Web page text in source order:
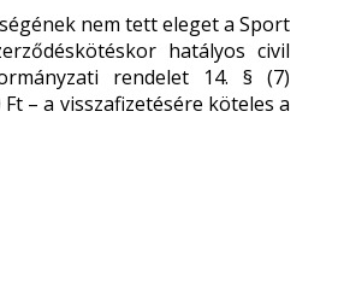
nem tett eleget a Sport
hatályos civil
rendelet 14. § (7)
– a visszafizetésére köteles a